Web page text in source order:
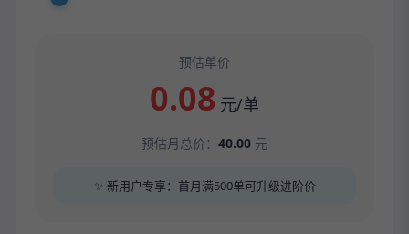
预估单价
0.08 元/单
预估月总价： 40.00 元
✨ 新用户专享：首月满500单可升级进阶价